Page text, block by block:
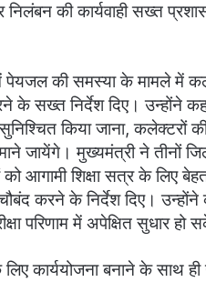
की कार्यवाही सख्त
पेयजल की समस्या के मामले में
के सख्त निर्देश दिए। उन्होंने
किया जाना, कलेक्टरों
जायेंगे। मुख्यमंत्री ने तीनों
आगामी शिक्षा सत्र के लिए
करने के निर्देश दिए। उन्होंने
परिणाम में अपेक्षित सुधार हो
कार्ययोजना बनाने के साथ